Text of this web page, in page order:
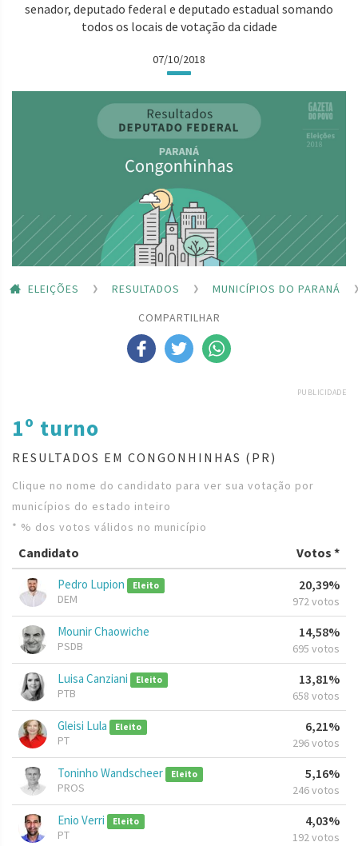
senador, deputado federal e deputado estadual somando
todos os locais de votação da cidade
07/10/2018
ELEIÇÕES RESULTADOS
MUNICÍPIOS DO PARANÁ
COMPARTILHAR
PUBLICIDADE
1º turno
RESULTADOS EM CONGONHINHAS (PR)
Clique no nome do candidato para ver sua votação por
municípios do estado inteiro
* % dos votos válidos no município
Candidato Votos *
Pedro Lupion Eleito
DEM
20,39%
972 votos
Mounir Chaowiche
PSDB
14,58%
695 votos
Luisa Canziani Eleito
PTB
13,81%
658 votos
Gleisi Lula Eleito
PT
6,21%
296 votos
Toninho Wandscheer Eleito
PROS
5,16%
246 votos
Enio Verri Eleito
PT
4,03%
192 votos